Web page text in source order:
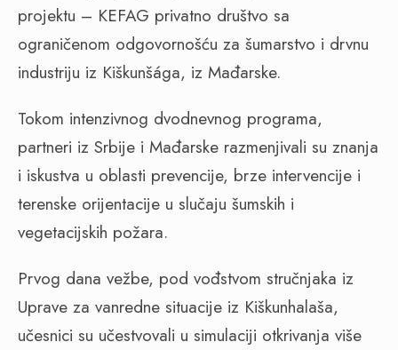
projektu – KEFAG privatno društvo sa
ograničenom odgovornošću za šumarstvo i drvnu
industriju iz Kiškunšága, iz Mađarske.
Tokom intenzivnog dvodnevnog programa,
partneri iz Srbije i Mađarske razmenjivali su znanja
i iskustva u oblasti prevencije, brze intervencije i
terenske orijentacije u slučaju šumskih i
vegetacijskih požara.
Prvog dana vežbe, pod vođstvom stručnjaka iz
Uprave za vanredne situacije iz Kiškunhalaša,
učesnici su učestvovali u simulaciji otkrivanja više